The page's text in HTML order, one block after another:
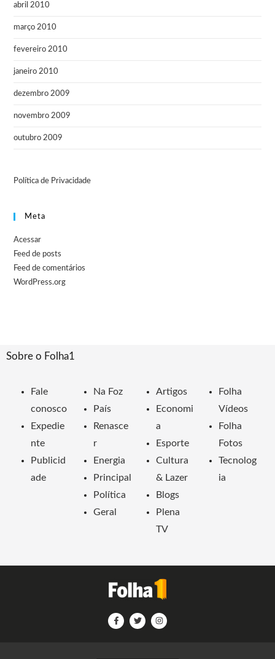
abril 2010
março 2010
fevereiro 2010
janeiro 2010
dezembro 2009
novembro 2009
outubro 2009
Política de Privacidade
Meta
Acessar
Feed de posts
Feed de comentários
WordPress.org
Sobre o Folha1
Fale
conosco
Expedie
nte
Publicid
ade
Na Foz
País
Renasce
r
Energia
Principal
Política
Geral
Artigos
Economi
a
Esporte
Cultura
& Lazer
Blogs
Plena
TV
Folha
Vídeos
Folha
Fotos
Tecnolog
ia